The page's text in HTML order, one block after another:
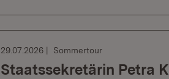
29.07.2026 Sommertour
Staatssekretärin Petra